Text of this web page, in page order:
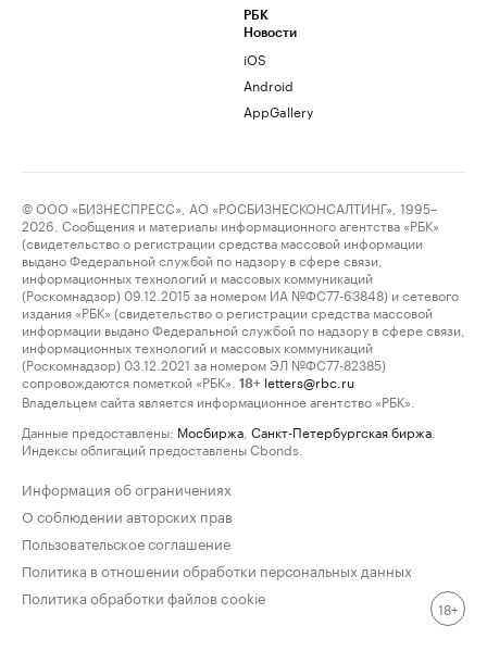
РБК
Новости
iOS
Android
AppGallery
© ООО «БИЗНЕСПРЕСС», АО «РОСБИЗНЕСКОНСАЛТИНГ», 1995–
2026. Сообщения и материалы информационного агентства «РБК»
(свидетельство о регистрации средства массовой информации
выдано Федеральной службой по надзору в сфере связи,
информационных технологий и массовых коммуникаций
(Роскомнадзор) 09.12.2015 за номером ИА №ФС77-63848) и сетевого
издания «РБК» (свидетельство о регистрации средства массовой
информации выдано Федеральной службой по надзору в сфере связи,
информационных технологий и массовых коммуникаций
(Роскомнадзор) 03.12.2021 за номером ЭЛ №ФС77-82385)
сопровождаются пометкой «РБК».
18+ letters@rbc.ru
Владельцем сайта является информационное агентство «РБК».
Данные предоставлены: Мосбиржа Санкт-Петербургская биржа
Индексы облигаций предоставлены Cbonds.
Информация об ограничениях
О соблюдении авторских прав
Пользовательское соглашение
Политика в отношении обработки персональных данных
Политика обработки файлов cookie
18+